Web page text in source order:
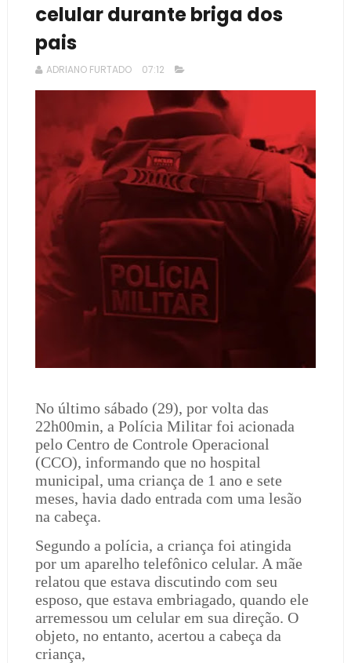
celular durante briga dos
pais
ADRIANO FURTADO 07:12
No último sábado (29), por volta das
22h00min, a Polícia Militar foi acionada
pelo Centro de Controle Operacional
(CCO), informando que no hospital
municipal, uma criança de 1 ano e sete
meses, havia dado entrada com uma lesão
na cabeça.
Segundo a polícia, a criança foi atingida
por um aparelho telefônico celular. A mãe
relatou que estava discutindo com seu
esposo, que estava embriagado, quando ele
arremessou um celular em sua direção. O
objeto, no entanto, acertou a cabeça da
criança,